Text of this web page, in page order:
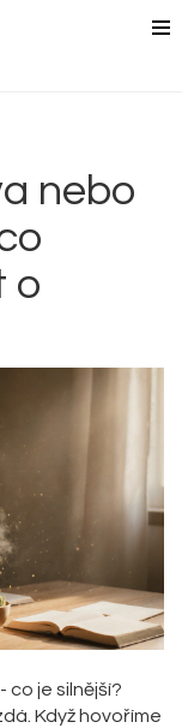
nebo
o
- co je silnější?
Když hovoříme